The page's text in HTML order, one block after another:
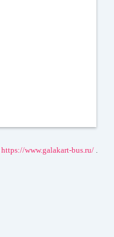
https://www.galakart-bus.ru/ .